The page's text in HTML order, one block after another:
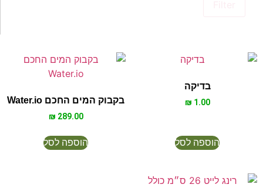
בדיקה
₪ 1.00
הוספה לסל
בקבוק המים החכם Water.io
₪ 289.00
הוספה לסל